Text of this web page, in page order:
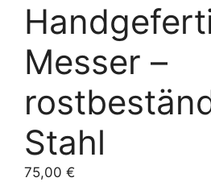
Messer –
Stahl
75,00 €